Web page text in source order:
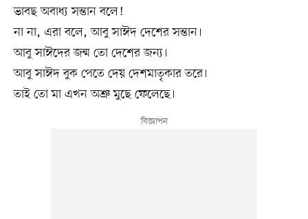
ভাবছ অবাধ্য সন্তান বলে!
না না, এরা বলে, আবু সাঈদ দেশের সন্তান।
আবু সাঈদের জন্ম তো দেশের জন্য।
আবু সাঈদ বুক পেতে দেয় দেশমাতৃকার তরে।
তাই তো মা এখন অশ্রু মুছে ফেলেছে।